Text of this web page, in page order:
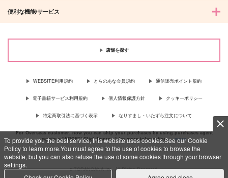
To provide you the best service, this website uses cookies.See our Cookie
Policy to learn more.You must agree to the use of cookies to browse the
website, but you can also refuse the use of some cookies through your browser
settings.
便利な機能/サービス
店舗を探す
WEBSITE利用規約 とらのあな会員規約 通信販売ポイント規約
電子書籍サービス利用規約 個人情報保護方針 クッキーポリシー
特定商取引法に基づく表示 なりすまし・いたずら注文について
For Overseas customer, now you can ship your purchases by using purchases agent
services “AOCS”! Click {more…} for more information …more
c TORANOANA Inc, All Rights Reserved.